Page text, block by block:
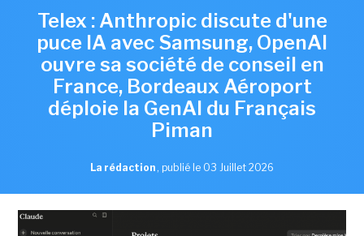
Telex : Anthropic discute d'une
puce IA avec Samsung, OpenAI
ouvre sa société de conseil en
France, Bordeaux Aéroport
déploie la GenAI du Français
Piman
La rédaction , publié le 03 Juillet 2026